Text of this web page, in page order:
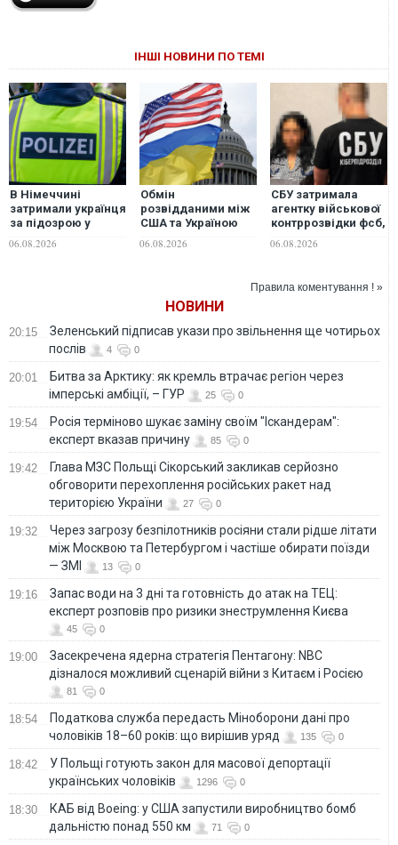
ІНШІ НОВИНИ ПО ТЕМІ
В Німеччині
затримали українця
за підозрою у
оборонним
06.08.2026
Обмін
розвідданими між
США та Україною
попереднього
06.08.2026
СБУ затримала
агентку військової
контррозвідки фсб,
ворога на
06.08.2026
Правила коментування ! »
НОВИНИ
20:15
Зеленський підписав укази про звільнення ще чотирьох
послів
4 0
20:01
Битва за Арктику: як кремль втрачає регіон через
імперські амбіції, – ГУР
25 0
19:54
Росія терміново шукає заміну своїм "Іскандерам":
експерт вказав причину
85 0
19:42
Глава МЗС Польщі Сікорський закликав серйозно
обговорити перехоплення російських ракет над
територією України
27 0
19:32
Через загрозу безпілотників росіяни стали рідше літати
між Москвою та Петербургом і частіше обирати поїзди
— ЗМІ
13 0
19:16
Запас води на 3 дні та готовність до атак на ТЕЦ:
експерт розповів про ризики знеструмлення Києва
45 0
19:00
Засекречена ядерна стратегія Пентагону: NBC
дізналося можливий сценарій війни з Китаєм і Росією
81 0
18:54
Податкова служба передасть Міноборони дані про
чоловіків 18–60 років: що вирішив уряд
135 0
18:42
У Польщі готують закон для масової депортації
українських чоловіків
1296 0
18:30
КАБ від Boeing: у США запустили виробництво бомб
дальністю понад 550 км
71 0